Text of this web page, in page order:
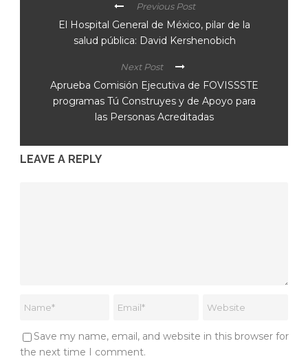
Previous Post
El Hospital General de México, pilar de la
salud pública: David Kershenobich
Next Post
Aprueba Comisión Ejecutiva de FOVISSSTE
programas Tú Construyes y de Apoyo para
las Personas Acreditadas
LEAVE A REPLY
Save my name, email, and website in this browser for
the next time I comment.